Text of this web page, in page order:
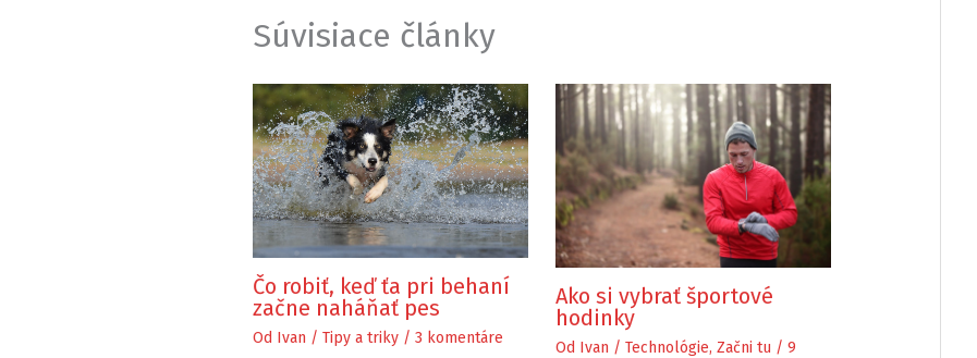
Súvisiace články
Čo robiť, keď ťa pri behaní
začne naháňať pes
Od Ivan / Tipy a triky / 3 komentáre
Ako si vybrať športové
hodinky
Od Ivan / Technológie, Začni tu / 9